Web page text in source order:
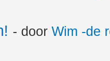
- door Wim -de